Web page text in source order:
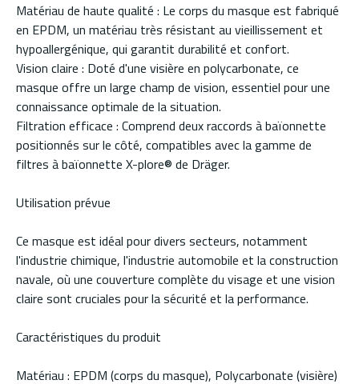
Matériau de haute qualité : Le corps du masque est fabriqué
en EPDM, un matériau très résistant au vieillissement et
hypoallergénique, qui garantit durabilité et confort.
Vision claire : Doté d'une visière en polycarbonate, ce
masque offre un large champ de vision, essentiel pour une
connaissance optimale de la situation.
Filtration efficace : Comprend deux raccords à baïonnette
positionnés sur le côté, compatibles avec la gamme de
filtres à baïonnette X-plore® de Dräger.
Utilisation prévue
Ce masque est idéal pour divers secteurs, notamment
l'industrie chimique, l'industrie automobile et la construction
navale, où une couverture complète du visage et une vision
claire sont cruciales pour la sécurité et la performance.
Caractéristiques du produit
Matériau : EPDM (corps du masque), Polycarbonate (visière)